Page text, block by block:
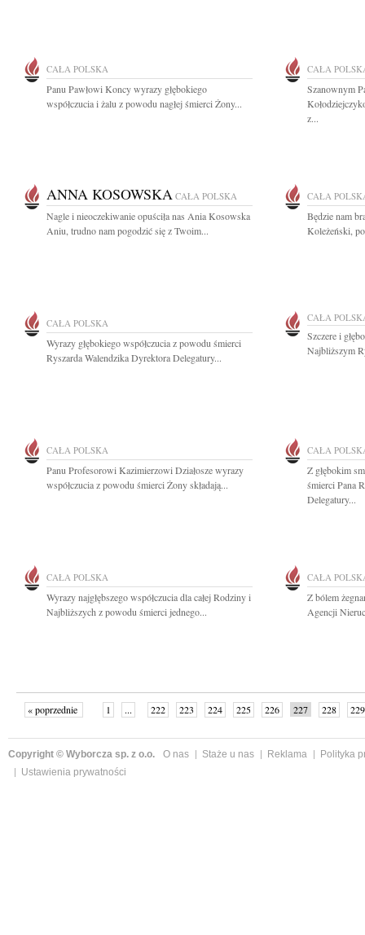
CAŁA POLSKA
Panu Pawłowi Koncy wyrazy głębokiego
współczucia i żalu z powodu nagłej śmierci Żony...
CAŁA
Szanownym
z...
ANNA KOSOWSKA CAŁA POLSKA
Nagle i nieoczekiwanie opuściła nas Ania Kosowska
Aniu, trudno nam pogodzić się z Twoim...
CAŁA
Będzie nam
Koleżeński,
CAŁA POLSKA
Wyrazy głębokiego współczucia z powodu śmierci
Ryszarda Walendzika Dyrektora Delegatury...
CAŁA
Szczere i
Najbliższym
CAŁA POLSKA
Panu Profesorowi Kazimierzowi Działosze wyrazy
współczucia z powodu śmierci Żony składają...
CAŁA
Z głębokim
śmierci Pana
Delegatury...
CAŁA POLSKA
Wyrazy najgłębszego współczucia dla całej Rodziny i
Najbliższych z powodu śmierci jednego...
CAŁA
Z bólem
Agencji
« poprzednie 1 ... 222 223 224 225 226 227 228
229
Copyright © Wyborcza sp. z o.o. O nas Staże u nas Reklama
Polityka
Ustawienia prywatności